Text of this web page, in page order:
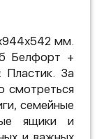
мм.
Белфорт +
Пластик. За
смотреться
семейные
ящики и